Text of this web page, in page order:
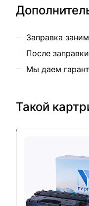
Заправка
После
Мы даем
Такой